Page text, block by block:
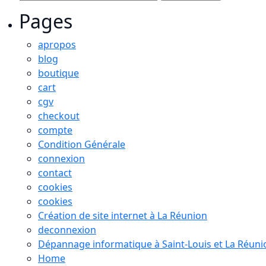
Pages
apropos
blog
boutique
cart
cgv
checkout
compte
Condition Générale
connexion
contact
cookies
cookies
Création de site internet à La Réunion
deconnexion
Dépannage informatique à Saint-Louis et La
Home